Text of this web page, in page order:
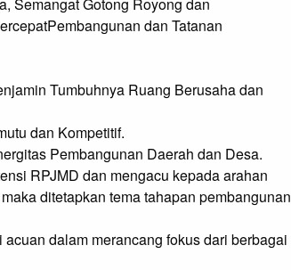
dan Tatanan
Tumbuhnya Ruang Berusaha dan
dan Kompetitif.
Pembangunan Daerah dan Desa.
RPJMD dan mengacu kepada arahan
ditetapkan tema tahapan pembangunan
dalam merancang fokus dari berbagai